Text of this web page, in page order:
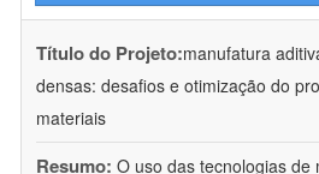
Título do Projeto:manufatura
densas: desafios e otimização do
materiais
Resumo: O uso das tecnologias de